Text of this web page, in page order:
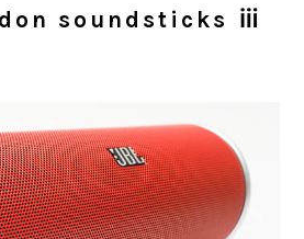
soundsticks ⅲ